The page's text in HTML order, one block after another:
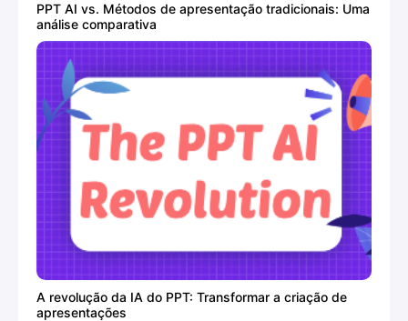
PPT AI vs. Métodos de apresentação tradicionais: Uma
análise comparativa
A revolução da IA do PPT: Transformar a criação de
apresentações